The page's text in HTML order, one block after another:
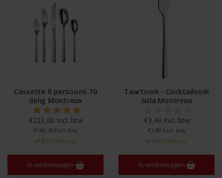
Cassette 8 persoons 70
delig Montreux
€223,00 Incl. btw
€184,30 Excl. btw
Beschikbaar
In winkelwagen
Taartvork - Cocktailvork
Sola Montreux
€3,49 Incl. btw
€2,88 Excl. btw
Beschikbaar
In winkelwagen